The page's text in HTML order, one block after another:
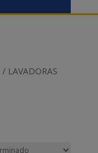
/ LAVADORAS